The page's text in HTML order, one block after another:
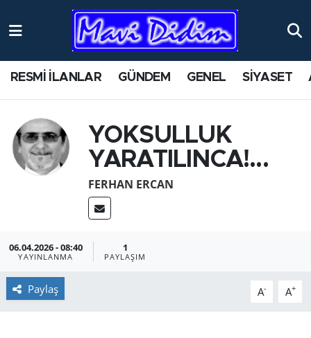
RESMİ İLANLAR GÜNDEM GENEL SİYASET
YOKSULLUK
YARATILINCA!...
FERHAN ERCAN
06.04.2026 - 08:40
YAYINLANMA
1
PAYLAŞIM
Paylaş A- A+
ANTİK YERLER
AYDIN
BİLİM VE TEKNOLOJİ
EKONOMİ
GENEL
Nöbetçi Eczaneler
Namaz Vakitleri
Trafik Durumu
Süper Lig Puan Durumu ve Fikstür
Son Dakika Haberleri
Haber Arşivi